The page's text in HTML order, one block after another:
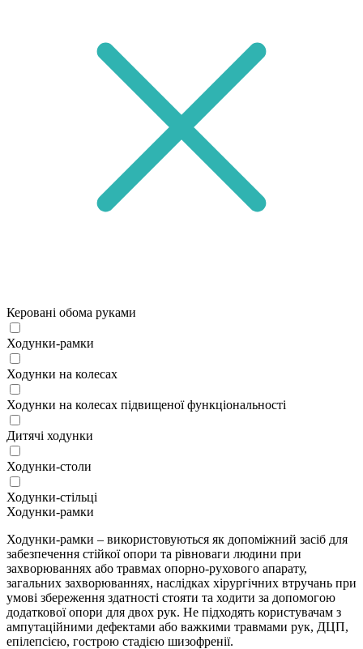
Керовані обома руками
Ходунки-рамки
Ходунки на колесах
Ходунки на колесах підвищеної функціональності
Дитячі ходунки
Ходунки-столи
Ходунки-стільці
Ходунки-рамки
Ходунки-рамки – використовуються як допоміжний засіб для
забезпечення стійкої опори та рівноваги людини при
захворюваннях або травмах опорно-рухового апарату,
загальних захворюваннях, наслідках хірургічних втручань при
умові збереження здатності стояти та ходити за допомогою
додаткової опори для двох рук. Не підходять користувачам з
ампутаційними дефектами або важкими травмами рук, ДЦП,
епілепсією, гострою стадією шизофренії.